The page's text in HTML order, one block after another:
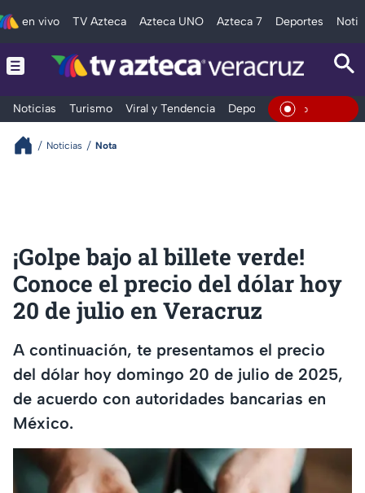
en vivo TV Azteca Azteca UNO Azteca 7 Deportes
Noticias Turismo Viral y Tendencia Deportes Espectáculos
En Vivo
Noticias Nota
¡Golpe bajo al billete verde!
Conoce el precio del dólar hoy
20 de julio en Veracruz
A continuación, te presentamos el precio
del dólar hoy domingo 20 de julio de 2025,
de acuerdo con autoridades bancarias en
México.